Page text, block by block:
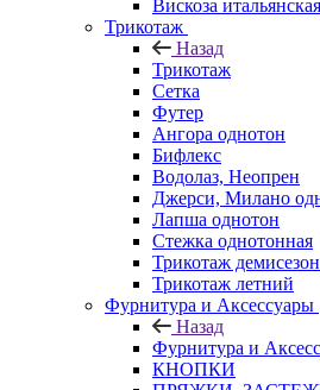
Вискоза итальянская
Трикотаж
Назад
Трикотаж
Сетка
Футер
Ангора однотон
Бифлекс
Водолаз, Неопрен
Джерси, Милано
Лапша однотон
Стежка однотонная
Трикотаж
Трикотаж летний
Фурнитура и Аксессуары
Назад
Фурнитура и
КНОПКИ